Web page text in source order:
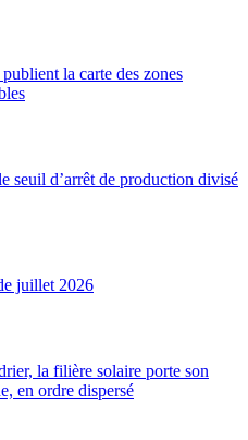
la carte des zones
seuil d’arrêt de production divisé
juillet 2026
la filière solaire porte son
en ordre dispersé